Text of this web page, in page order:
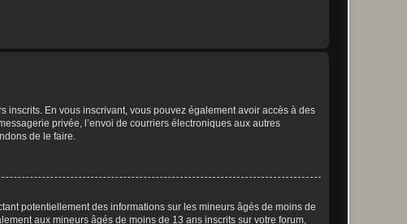
inscrits. En vous inscrivant, vous pouvez également avoir accès à des
privée, l’envoi de courriers électroniques aux autres
de le faire.
potentiellement des informations sur les mineurs âgés de moins de
aux mineurs âgés de moins de 13 ans inscrits sur votre forum,